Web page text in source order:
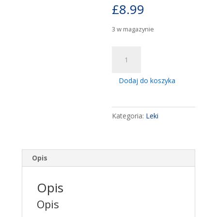
£8.99
3 w magazynie
Supremin,
/
5
ml
Dodaj do koszyka
Kategoria: Leki
Opis
Opis
Opis